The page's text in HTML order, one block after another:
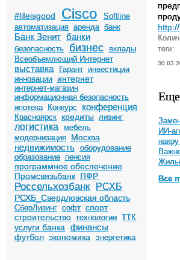
#lifeisgood Cisco
Softline
автоматизация аренда банк
Банк Зенит банки
безопасность бизнес
вклады
Всеобъемлющий Интернет
выставка Гарант инвестиции
инновации
интернет
интернет-магазин
информационная безопасность
ипотека
Конкурс конференция
Красноярск кредиты лизинг
логистика
мебель
модернизация
Москва
недвижимость оборудование
образование пенсия
программное обеспечение
Промсвязьбанк ПФР
Россельхозбанк РСХБ
РСХБ_Свердловская область
СберЛизинг софт спорт
строительство технологии ТТК
услуги банка финансы
футбол экономика энергетика
теги:
ИИ-
Все